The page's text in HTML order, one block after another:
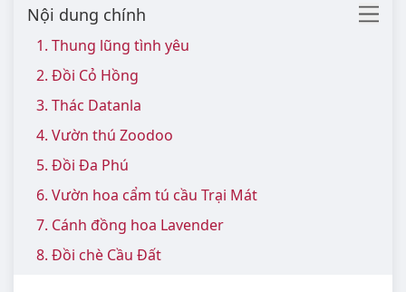
Nội dung chính
1. Thung lũng tình yêu
2. Đồi Cỏ Hồng
3. Thác Datanla
4. Vườn thú Zoodoo
5. Đồi Đa Phú
6. Vườn hoa cẩm tú cầu Trại Mát
7. Cánh đồng hoa Lavender
8. Đồi chè Cầu Đất